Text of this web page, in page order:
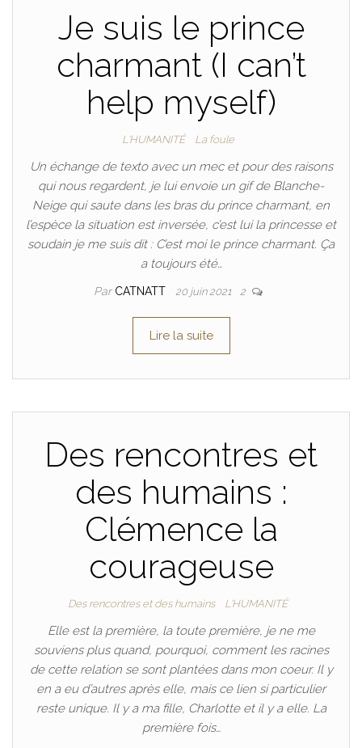
Je suis le prince
charmant (I can’t
help myself)
L'HUMANITÉ La foule
Un échange de texto avec un mec et pour des raisons
qui nous regardent, je lui envoie un gif de Blanche-
Neige qui saute dans les bras du prince charmant, en
l’espèce la situation est inversée, c’est lui la princesse et
soudain je me suis dit : C’est moi le prince charmant. Ça
a toujours été…
Par CATNATT 20 juin 2021 2
Lire la suite
Des rencontres et
des humains :
Clémence la
courageuse
Des rencontres et des humains L'HUMANITÉ
Elle est la première, la toute première, je ne me
souviens plus quand, pourquoi, comment les racines
de cette relation se sont plantées dans mon coeur. Il y
en a eu d’autres après elle, mais ce lien si particulier
reste unique. Il y a ma fille, Charlotte et il y a elle. La
première fois…